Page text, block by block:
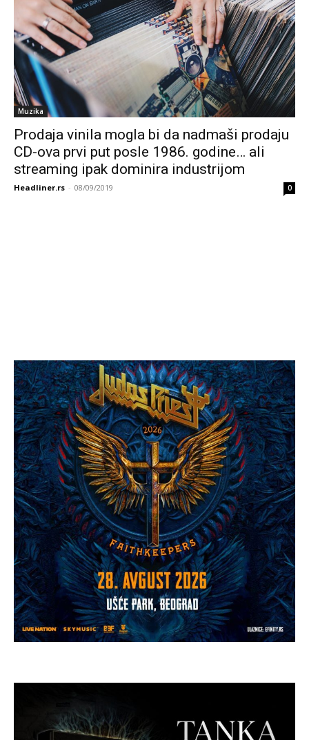
Muzika
Prodaja vinila mogla bi da nadmaši prodaju
CD-ova prvi put posle 1986. godine… ali
streaming ipak dominira industrijom
Headliner.rs - 08/09/2019 0